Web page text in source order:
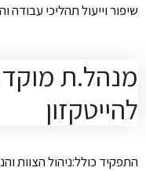
שיפור וייעול תהליכי
מנהל.ת
להייטקזון
התפקיד כולל:ניהול הצוות